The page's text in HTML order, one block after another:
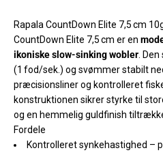
Rapala CountDown Elite 7,5 cm
CountDown Elite 7,5 cm er en
ikoniske slow-sinking wobler.
(1 fod/sek.) og svømmer stabilt
præcisionsliner og kontrolleret
konstruktionen sikrer styrke til
og en hemmelig guldfinish
Fordele
Kontrolleret synkehastighed –